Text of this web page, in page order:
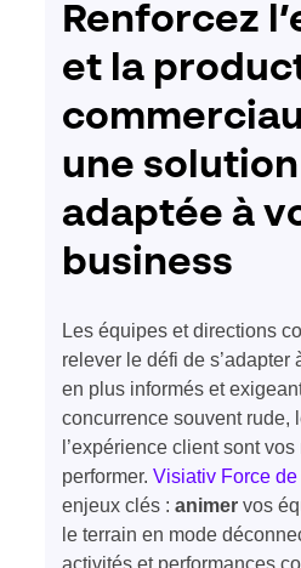
Renforcez
et la
une solution
adaptée à
business
Les équipes et directions
relever le défi de s’adapter
en plus informés et
concurrence souvent rude,
l’expérience client sont
performer.Visiativ Force de
enjeux clés :animer vos
le terrain en mode
activités et performances